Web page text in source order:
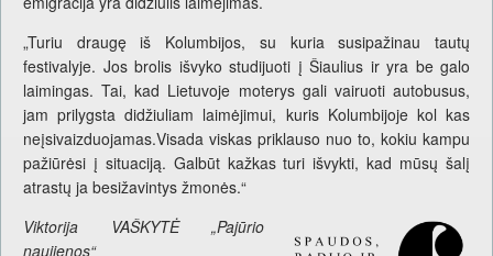
„Turiu draugę iš Kolumbijos, su kuria susipažinau tautų
festivalyje. Jos brolis išvyko studijuoti į Šiaulius ir yra be galo
laimingas. Tai, kad Lietuvoje moterys gali vairuoti autobusus,
jam prilygsta didžiuliam laimėjimui, kuris Kolumbijoje kol kas
neįsivaizduojamas.Visada viskas priklauso nuo to, kokiu kampu
pažiūrėsi į situaciją. Galbūt kažkas turi išvykti, kad mūsų šalį
atrastų ja besižavintys žmonės.“
Viktorija VAŠKYTĖ „Pajūrio
naujienos“